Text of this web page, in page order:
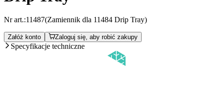
Nr art.:11487(Zamiennik dla 11484 Drip Tray)
Załóż konto Zaloguj się, aby robić zakupy
Specyfikacje techniczne